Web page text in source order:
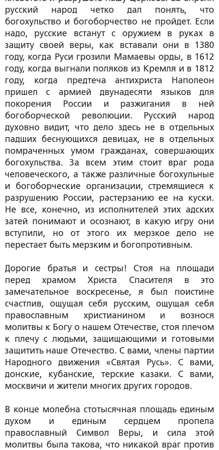
русский народ четко дал понять, что
богохульство и богоборчество не пройдет. Если
надо, русские встанут с оружием в руках в
защиту своей веры, как вставали они в 1380
году, когда Руси грозили Мамаевы орды, в 1612
году, когда выгнали поляков из Кремля и в 1812
году, когда предтеча антихриста Наполеон
пришел с армией двунадесяти языков для
покорения России и разжигания в ней
богоборческой революции. Русский народ
духовно видит, что дело здесь не в отдельных
падших беснующихся девицах, не в отдельных
помраченных умом гражданах, совершающих
богохульства. За всем этим стоит враг рода
человеческого, а также различные богохульные
и богоборческие организации, стремящиеся к
разрушению России, растерзанию ее на куски.
Не все, конечно, из исполнителей этих адских
затей понимают и осознают, в какую игру они
вступили, но от этого их мерзкое дело не
перестает быть мерзким и богопротивным.
Дорогие братья и сестры! Стоя на площади
перед храмом Христа Спасителя в это
замечательное воскресенье, я был поистине
счастлив, ощущая себя русским, ощущая себя
православным христианином и вознося
молитвы к Богу о нашем Отечестве, стоя плечом
к плечу с людьми, защищающими и готовыми
защитить наше Отечество. С вами, члены партии
Народного движения «Святая Русь». С вами,
донские, кубанские, терские казаки. С вами,
москвичи и жители многих других городов.
В конце молебна стотысячная площадь единым
духом и единым сердцем пропела
православный Символ Веры, и сила этой
молитвы была такова, что никакой враг против